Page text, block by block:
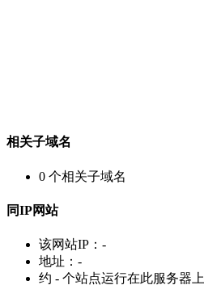
相关子域名
0 个相关子域名
同IP网站
该网站IP： -
地址： -
约 - 个站点运行在此服务器上